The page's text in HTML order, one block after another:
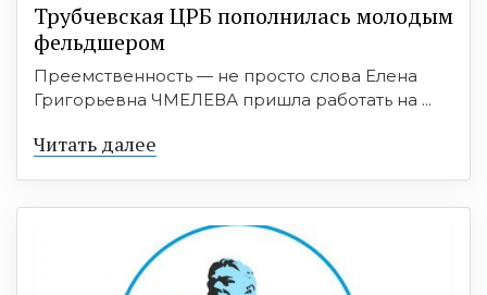
Трубчевская ЦРБ пополнилась молодым
фельдшером
Преемственность — не просто слова Елена
Григорьевна ЧМЕЛЕВА пришла работать на ...
Читать далее